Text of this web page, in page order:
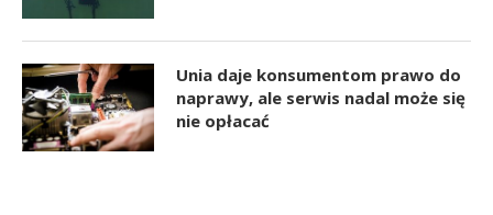
Unia daje konsumentom prawo do
naprawy, ale serwis nadal może się
nie opłacać